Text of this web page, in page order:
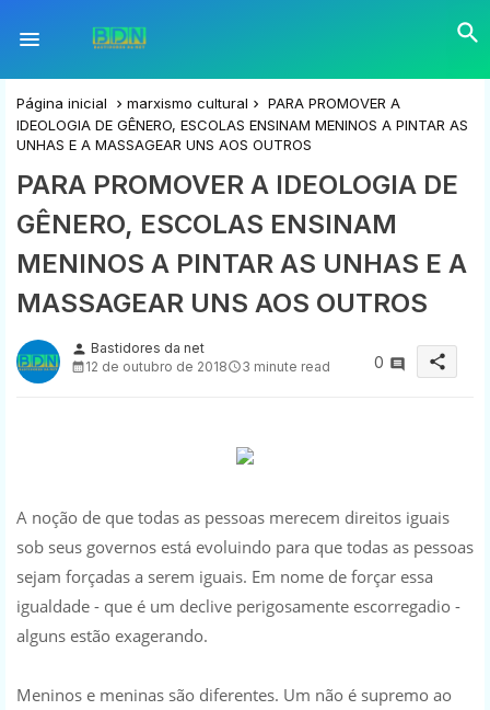
Página inicial marxismo cultural
PARA PROMOVER A
IDEOLOGIA DE GÊNERO, ESCOLAS ENSINAM MENINOS A PINTAR AS
UNHAS E A MASSAGEAR UNS AOS OUTROS
PARA PROMOVER A IDEOLOGIA DE
GÊNERO, ESCOLAS ENSINAM
MENINOS A PINTAR AS UNHAS E A
MASSAGEAR UNS AOS OUTROS
person Bastidores da net
12 de outubro de 2018
3 minute read 0 share
A noção de que todas as pessoas merecem direitos iguais
sob seus governos está evoluindo para que todas as pessoas
sejam forçadas a serem iguais. Em nome de forçar essa
igualdade - que é um declive perigosamente escorregadio -
alguns estão exagerando.
Meninos e meninas são diferentes. Um não é supremo ao